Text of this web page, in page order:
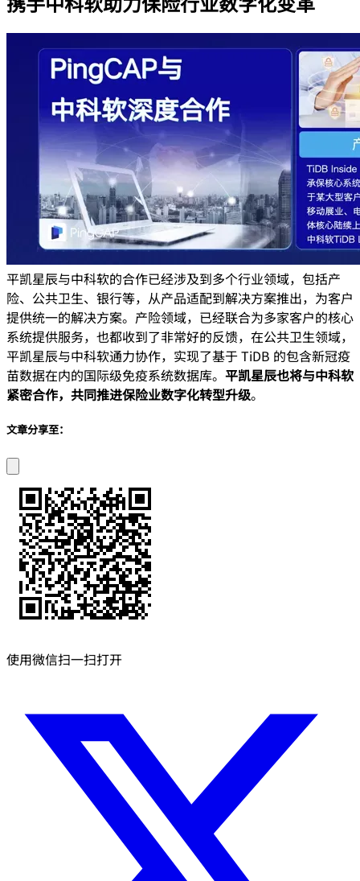
平凯星辰与中科软的合作已经涉及到多个行业领域，包括产
险、公共卫生、银行等，从产品适配到解决方案推出，为客户
提供统一的解决方案。产险领域，已经联合为多家客户的核心
系统提供服务，也都收到了非常好的反馈，在公共卫生领域，
平凯星辰与中科软通力协作，实现了基于 TiDB 的包含新冠疫
苗数据在内的国际级免疫系统数据库。 平凯星辰也将与中科软
紧密合作，共同推进保险业数字化转型升级。
文章分享至：
使用微信扫一扫打开